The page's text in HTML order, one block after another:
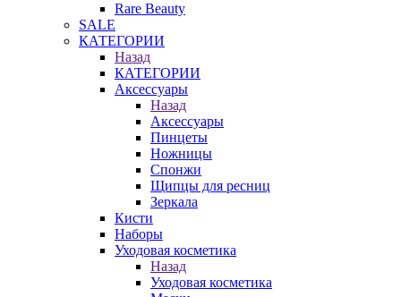
Rare Beauty
SALE
КАТЕГОРИИ
Назад
КАТЕГОРИИ
Аксессуары
Назад
Аксессуары
Пинцеты
Ножницы
Спонжи
Щипцы для ресниц
Зеркала
Кисти
Наборы
Уходовая косметика
Назад
Уходовая косметика